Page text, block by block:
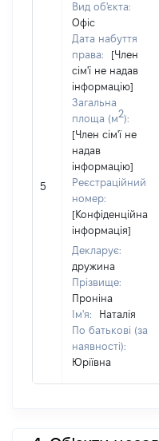
5
Вид об'єкта:
Офіс
Дата набуття
права:
[Член
сім'ї не надав
інформацію]
Загальна
площа (м2):
[Член сім'ї не
надав
інформацію]
Реєстраційний
номер:
[Конфіденційна
інформація]
Декларує:
дружина
Прізвище:
Проніна
Ім'я:
Наталія
По батькові (за
наявності):
Юріївна